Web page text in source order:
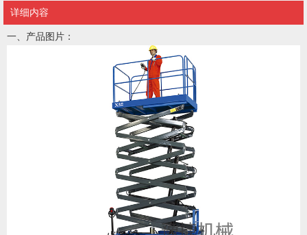
详细内容
一、产品图片：